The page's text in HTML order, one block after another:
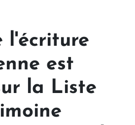
l'écriture
est
la Liste